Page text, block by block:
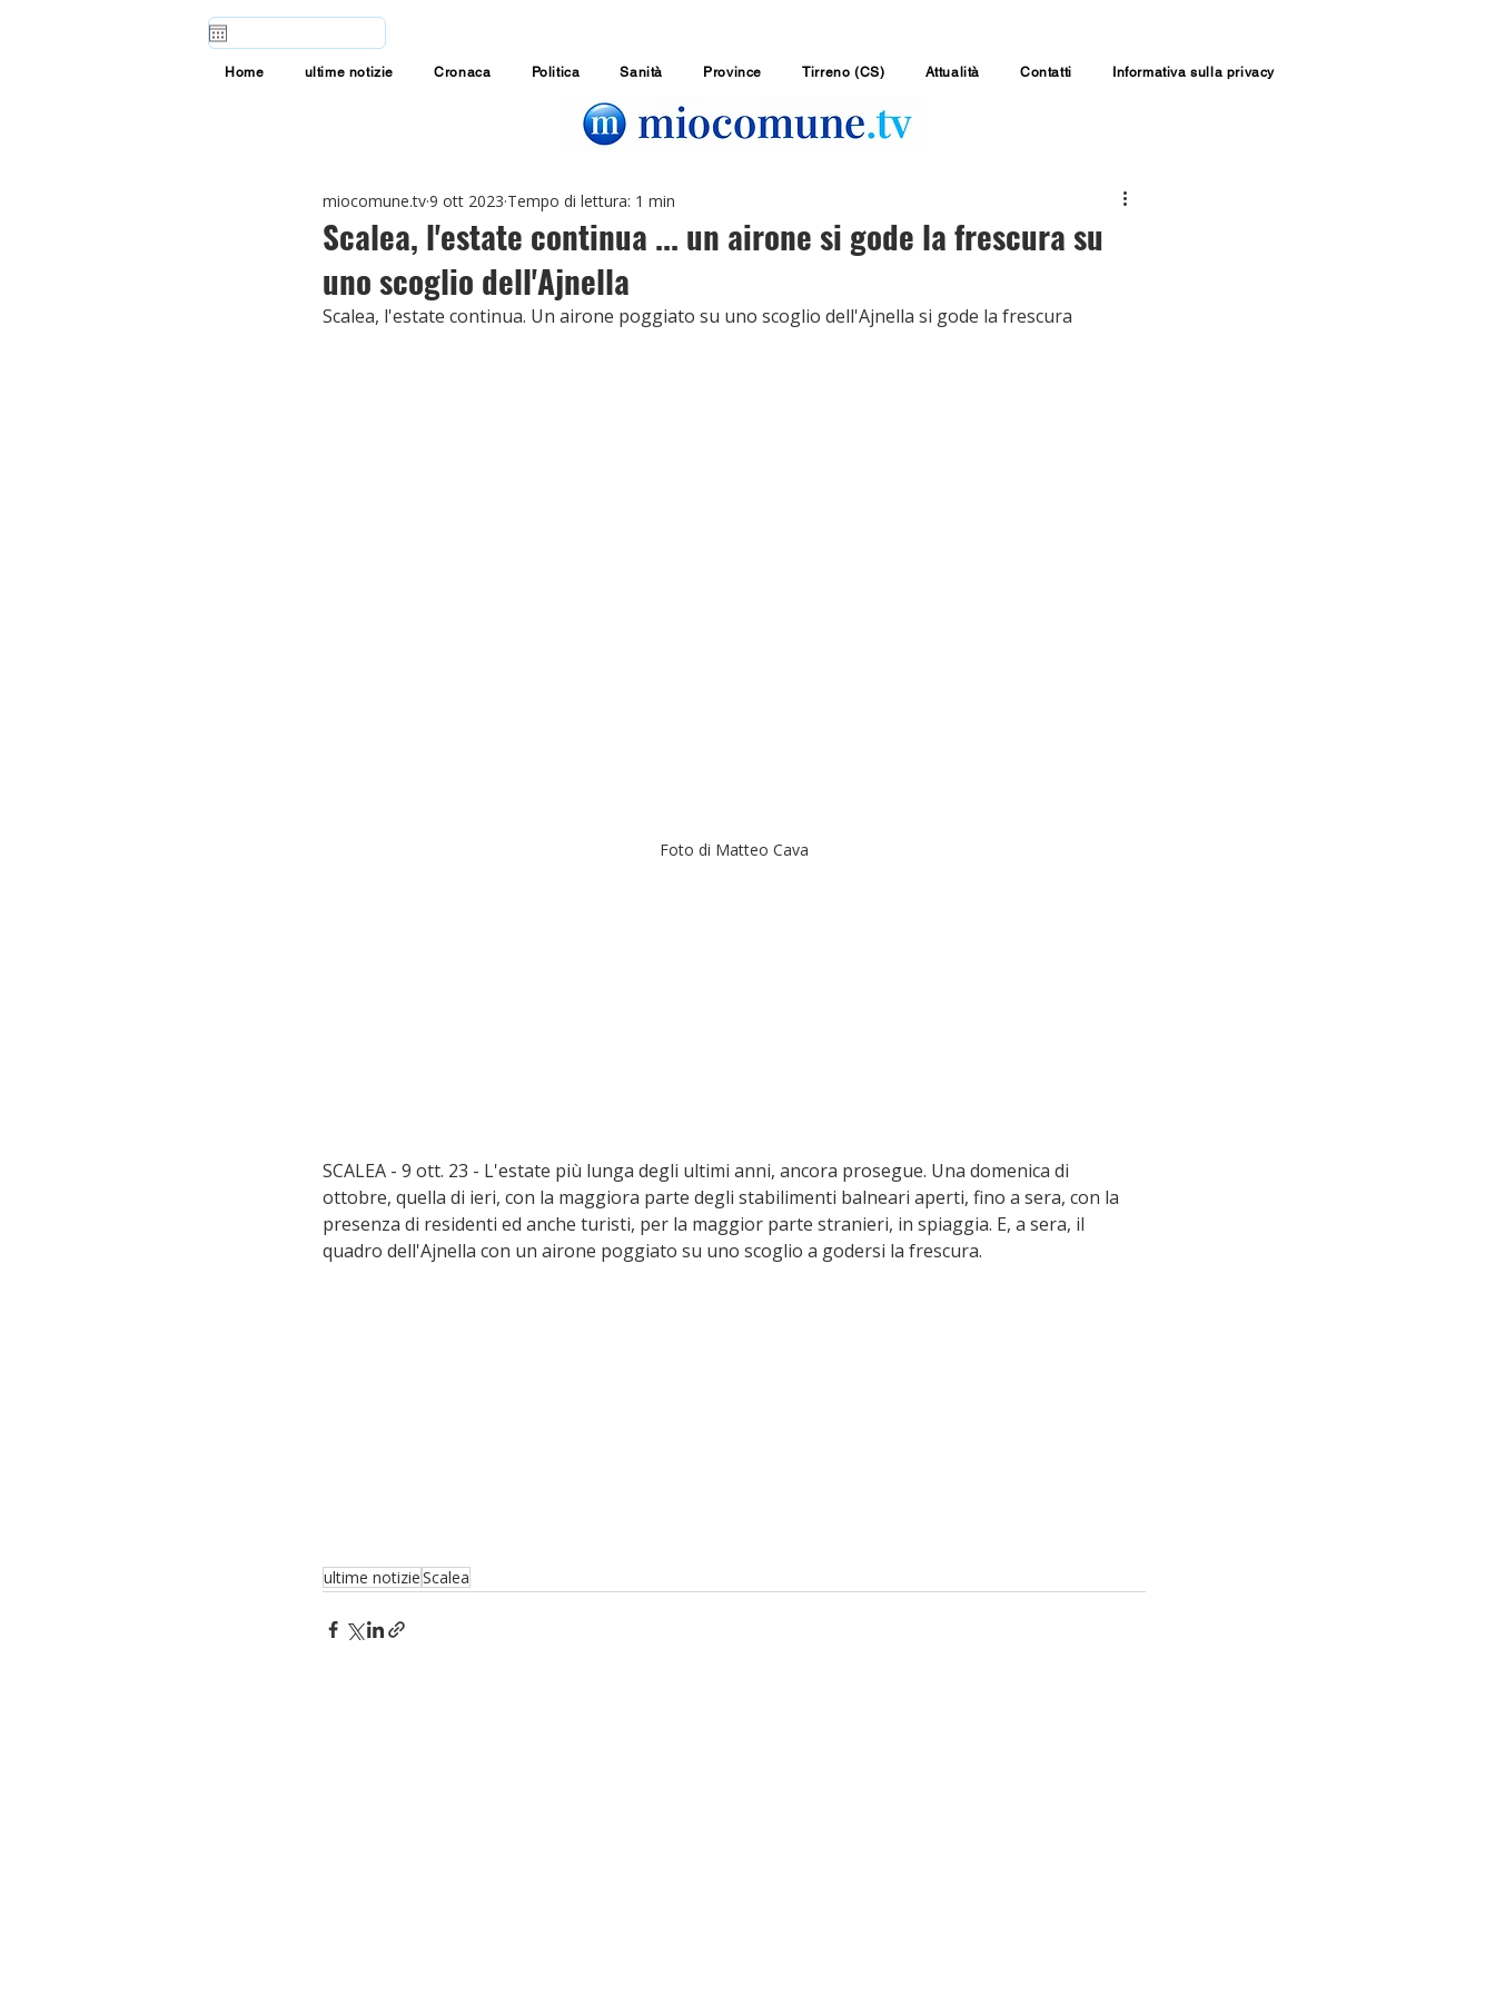
Home ultime notizie Cronaca Politica Sanità Province Tirreno (CS) Attualità Contatti Informativa sulla privacy
Scalea, l'estate continua ... un airone si gode la frescura su
uno scoglio dell'Ajnella
miocomune.tv9 ott 2023 Tempo di lettura: 1 min
Scalea, l'estate continua. Un airone poggiato su uno scoglio dell'Ajnella si gode la frescura
Foto di Matteo Cava
SCALEA - 9 ott. 23 - L'estate più lunga degli ultimi anni, ancora prosegue. Una domenica di
ottobre, quella di ieri, con la maggiora parte degli stabilimenti balneari aperti, fino a sera, con la
presenza di residenti ed anche turisti, per la maggior parte stranieri, in spiaggia. E, a sera, il
quadro dell'Ajnella con un airone poggiato su uno scoglio a godersi la frescura.
ultime notizieScalea